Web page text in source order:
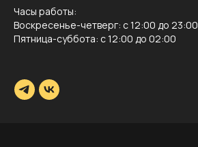
Часы работы:
Воскресенье-четверг: с 12:00 до 23:00
Пятница-суббота: с 12:00 до 02:00